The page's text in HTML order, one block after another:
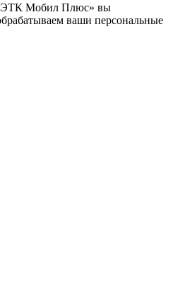
Мобил Плюс» вы
ваши персональные